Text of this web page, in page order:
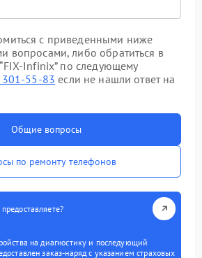
с приведенными ниже
вопросами, либо обратиться в
Infinix” по следующему
301-55-83 если не нашли ответ на
Общие вопросы
по ремонту телефонов
на диагностику и последующий
заказ-наряд с указанием страховых